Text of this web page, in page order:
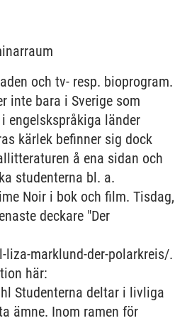
och tv- resp. bioprogram.
inte bara i Sverige som
engelskspråkiga länder
kärlek befinner sig dock
å ena sidan och
studenterna bl. a.
Noir i bok och film. Tisdag,
deckare "Der
marklund-der-polarkreis/.
här:
Studenterna deltar i livliga
ämne. Inom ramen för